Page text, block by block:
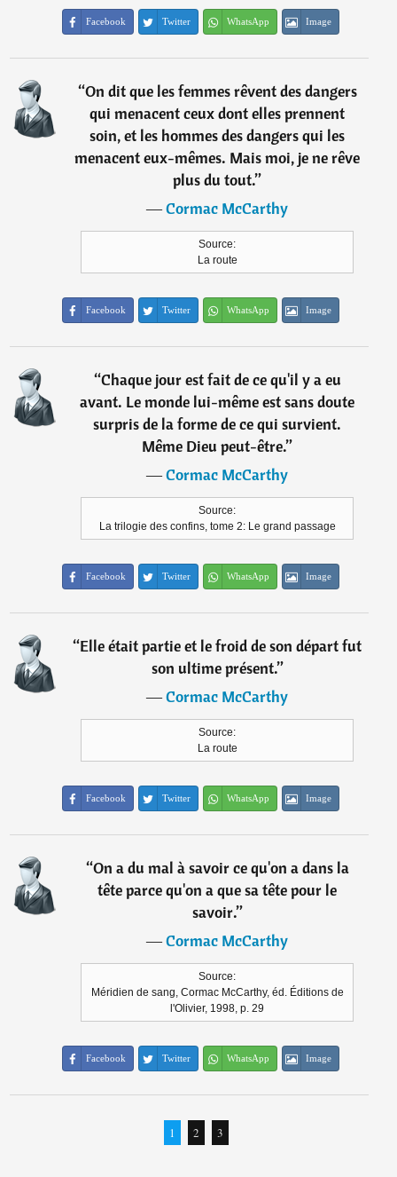
Facebook Twitter WhatsApp Image
“On dit que les femmes rêvent des dangers
qui menacent ceux dont elles prennent
soin, et les hommes des dangers qui les
menacent eux-mêmes. Mais moi, je ne rêve
plus du tout.”
―Cormac McCarthy
Source:
La route
Facebook Twitter WhatsApp Image
“Chaque jour est fait de ce qu'il y a eu
avant. Le monde lui-même est sans doute
surpris de la forme de ce qui survient.
Même Dieu peut-être.”
―Cormac McCarthy
Source:
La trilogie des confins, tome 2: Le grand passage
Facebook Twitter WhatsApp Image
“Elle était partie et le froid de son départ fut
son ultime présent.”
―Cormac McCarthy
Source:
La route
Facebook Twitter WhatsApp Image
“On a du mal à savoir ce qu'on a dans la
tête parce qu'on a que sa tête pour le
savoir.”
―Cormac McCarthy
Source:
Méridien de sang, Cormac McCarthy, éd. Éditions de
l'Olivier, 1998, p. 29
Facebook Twitter WhatsApp Image
1 2 3